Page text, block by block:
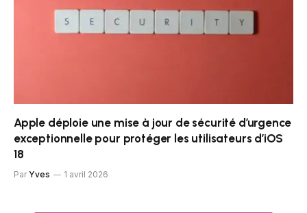
Apple déploie une mise à jour de sécurité d’urgence
exceptionnelle pour protéger les utilisateurs d’iOS
18
Par Yves 1 avril 2026